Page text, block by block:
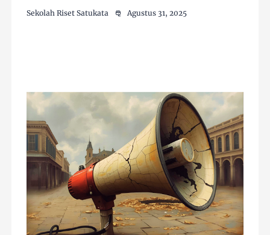
Sekolah Riset Satukata Agustus 31, 2025